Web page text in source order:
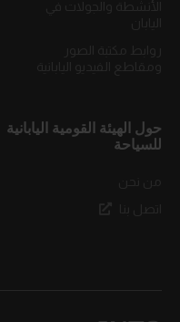
حول الهيئة القومية اليابانية
للسياحة